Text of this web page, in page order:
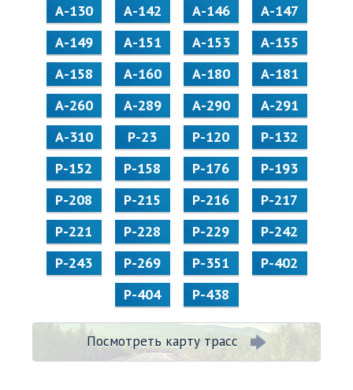
А-130
А-142 А-146
А-147
А-149
А-151 А-153
А-155
А-158
А-160 А-180
А-181
А-260
А-289 А-290
А-291
А-310
Р-23 Р-120
Р-132
Р-152
Р-158 Р-176
Р-193
Р-208
Р-215 Р-216
Р-217
Р-221
Р-228 Р-229
Р-242
Р-243
Р-269 Р-351
Р-402
Р-404
Р-438
Посмотреть карту трасс